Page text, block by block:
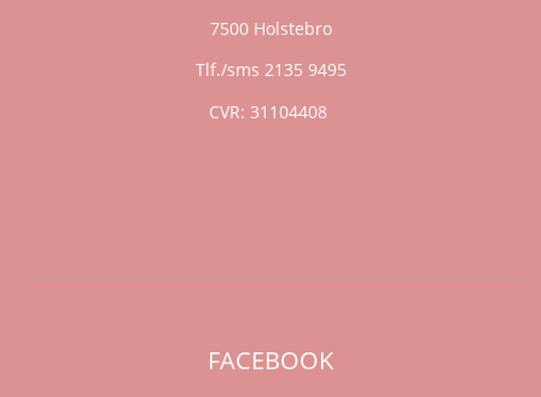
7500 Holstebro
Tlf./sms 2135 9495
CVR: 31104408
FACEBOOK